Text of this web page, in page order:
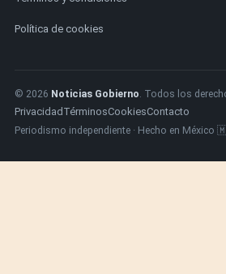
Política de cookies
© 2026 Noticias Gobierno. Todos los
Privacidad TérminosCookiesContacto
Periodismo independiente · Hecho en México